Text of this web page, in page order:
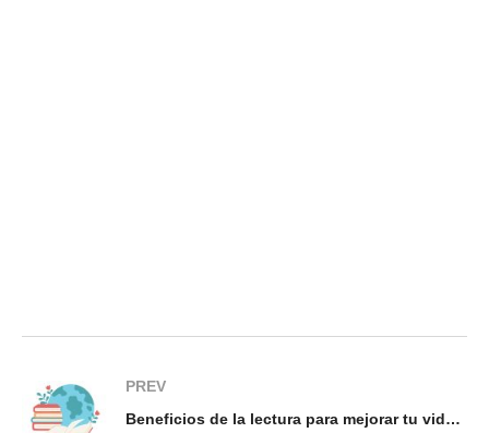
PREV
Beneficios de la lectura para mejorar tu vida diaria